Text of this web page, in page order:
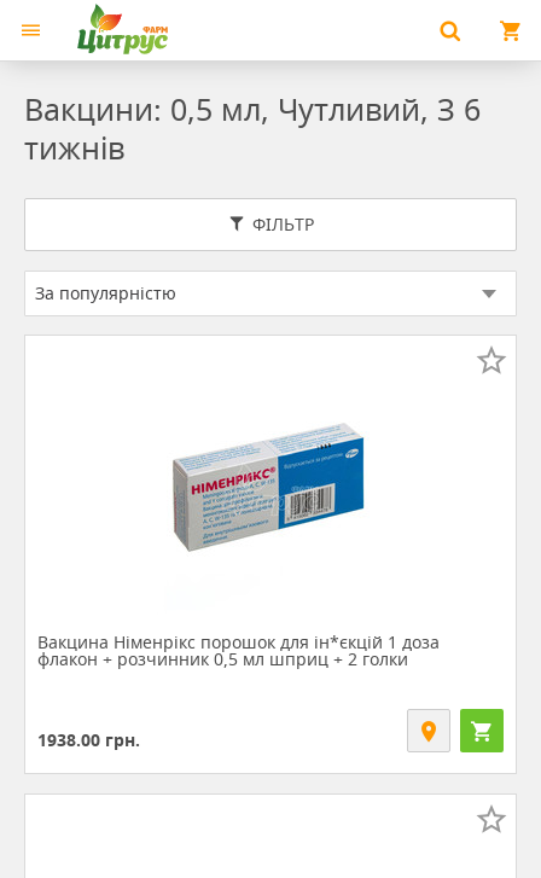
Вакцини: 0,5 мл, Чутливий, З 6
тижнів
ФІЛЬТР
Вакцина Німенрікс порошок для ін*єкцій 1 доза
флакон + розчинник 0,5 мл шприц + 2 голки
1938.00 грн.